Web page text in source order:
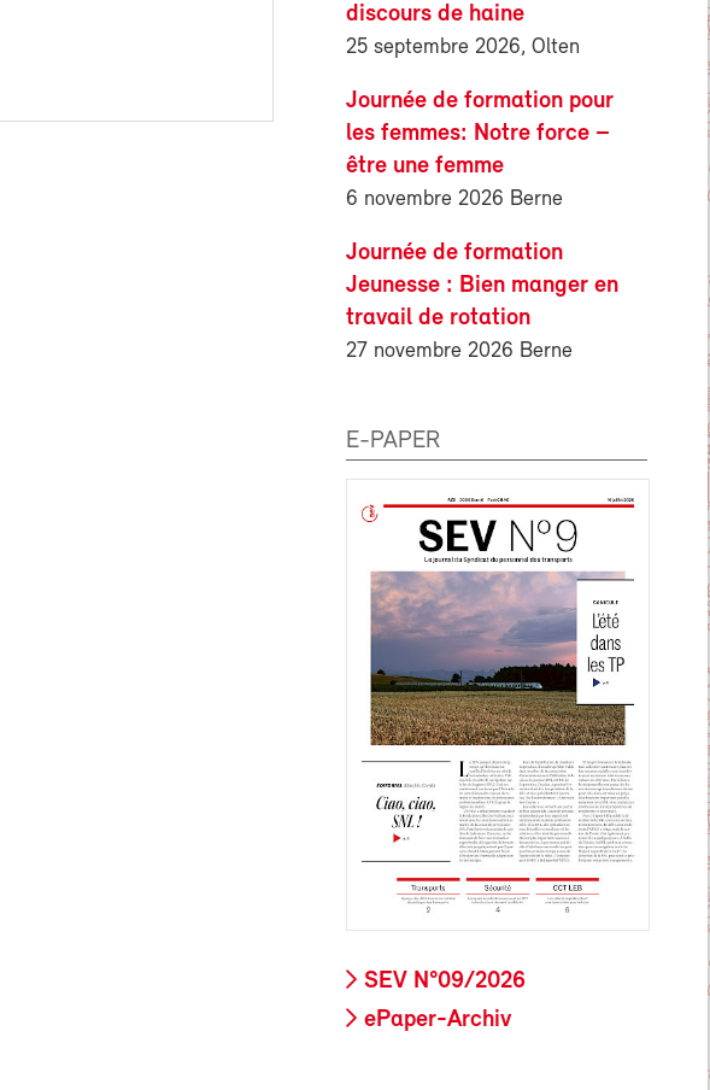
discours de haine
25 septembre 2026, Olten
Journée de formation pour
les femmes: Notre force –
être une femme
6 novembre 2026 Berne
Journée de formation
Jeunesse : Bien manger en
travail de rotation
27 novembre 2026 Berne
E-PAPER
SEV N°09/2026
ePaper-Archiv